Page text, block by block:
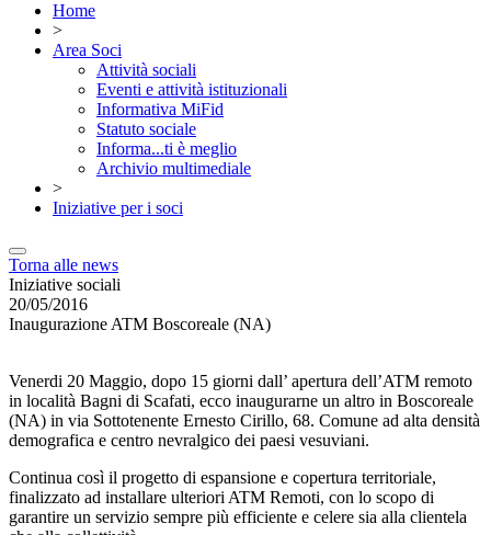
Home
>
Area Soci
Attività sociali
Eventi e attività istituzionali
Informativa MiFid
Statuto sociale
Informa...ti è meglio
Archivio multimediale
>
Iniziative per i soci
Torna alle news
Iniziative sociali
20/05/2016
Inaugurazione ATM Boscoreale (NA)
Venerdi 20 Maggio, dopo 15 giorni dall’ apertura dell’ATM remoto
in località Bagni di Scafati, ecco inaugurarne un altro in Boscoreale
(NA) in via Sottotenente Ernesto Cirillo, 68. Comune ad alta densità
demografica e centro nevralgico dei paesi vesuviani.
Continua così il progetto di espansione e copertura territoriale,
finalizzato ad installare ulteriori ATM Remoti, con lo scopo di
garantire un servizio sempre più efficiente e celere sia alla clientela